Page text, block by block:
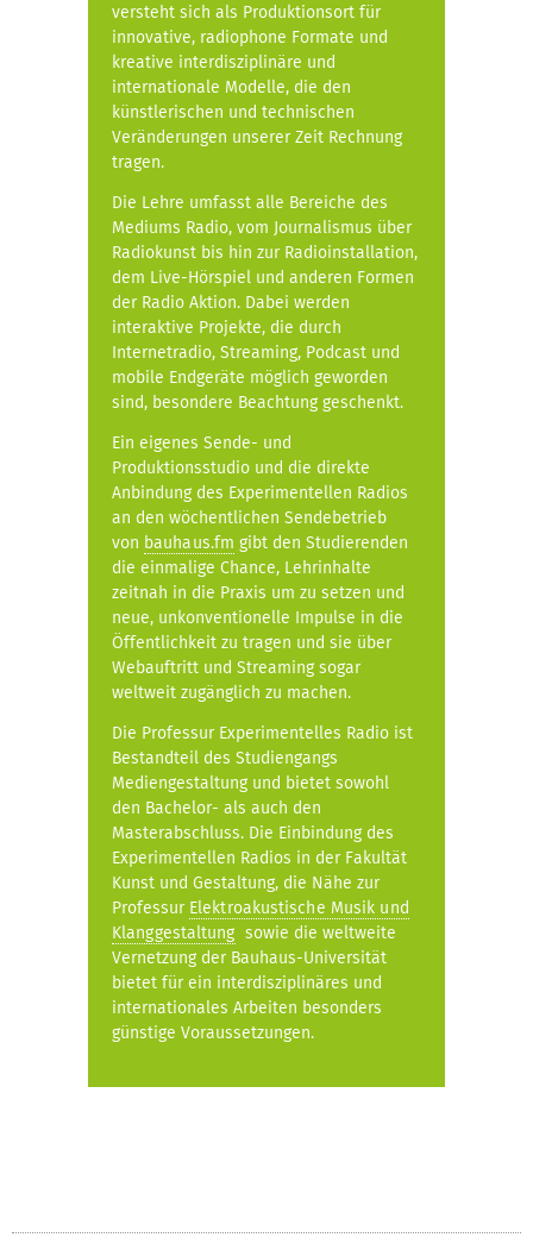
versteht sich als Produktionsort für
innovative, radiophone Formate und
kreative interdisziplinäre und
internationale Modelle, die den
künstlerischen und technischen
Veränderungen unserer Zeit Rechnung
tragen.
Die Lehre umfasst alle Bereiche des
Mediums Radio, vom Journalismus über
Radiokunst bis hin zur Radioinstallation,
dem Live-Hörspiel und anderen Formen
der Radio Aktion. Dabei werden
interaktive Projekte, die durch
Internetradio, Streaming, Podcast und
mobile Endgeräte möglich geworden
sind, besondere Beachtung geschenkt.
Ein eigenes Sende- und
Produktionsstudio und die direkte
Anbindung des Experimentellen Radios
an den wöchentlichen Sendebetrieb
von bauhaus.fm gibt den Studierenden
die einmalige Chance, Lehrinhalte
zeitnah in die Praxis um zu setzen und
neue, unkonventionelle Impulse in die
Öffentlichkeit zu tragen und sie über
Webauftritt und Streaming sogar
weltweit zugänglich zu machen.
Die Professur Experimentelles Radio ist
Bestandteil des Studiengangs
Mediengestaltung und bietet sowohl
den Bachelor- als auch den
Masterabschluss. Die Einbindung des
Experimentellen Radios in der Fakultät
Kunst und Gestaltung, die Nähe zur
Professur Elektroakustische Musik und
Klanggestaltung sowie die weltweite
Vernetzung der Bauhaus-Universität
bietet für ein interdisziplinäres und
internationales Arbeiten besonders
günstige Voraussetzungen.